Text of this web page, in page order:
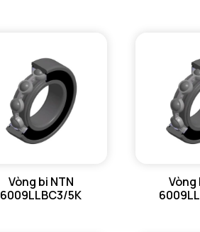
da min -
Da max
Db max
ra max
Vòng bi NTN
6009LLBC3/5K
Vòng